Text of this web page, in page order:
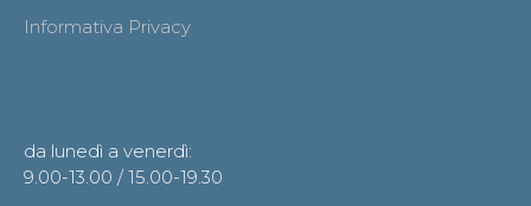
Informativa Privacy
da lunedì a venerdì:
9.00-13.00 / 15.00-19.30